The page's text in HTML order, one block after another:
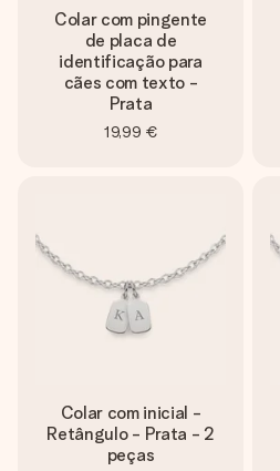
Colar com pingente
de placa de
identificação para
cães com texto -
Prata
19,99 €
Colar com inicial -
Retângulo - Prata - 2
peças